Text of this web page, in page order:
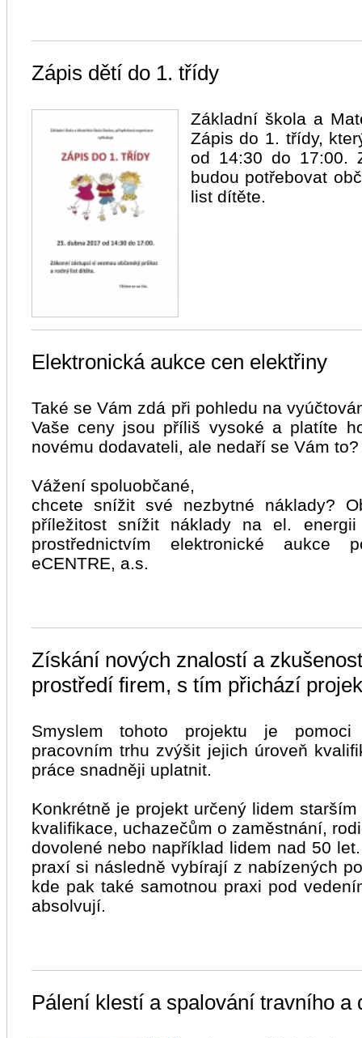
Zápis dětí do 1. třídy
Základní škola a
Zápis do 1. třídy,
od 14:30 do 17:00.
budou potřebovat
list dítěte.
Elektronická aukce cen elektřiny
Také se Vám zdá při pohledu na
Vaše ceny jsou příliš vysoké a platíte
novému dodavateli, ale nedaří se Vám to?
Vážení spoluobčané,
chcete snížit své nezbytné náklady?
příležitost snížit náklady na el.
prostřednictvím elektronické aukce
eCENTRE, a.s.
Získání nových znalostí a
prostředí firem, s tím přichází
Smyslem tohoto projektu je pomoci
pracovním trhu zvýšit jejich úroveň
práce snadněji uplatnit.
Konkrétně je projekt určený lidem
kvalifikace, uchazečům o zaměstnání,
dovolené nebo například lidem nad 50
praxí si následně vybírají z nabízených
kde pak také samotnou praxi pod
absolvují.
Pálení klestí a spalování travního a